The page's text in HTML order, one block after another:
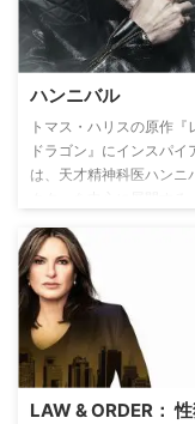
ー・ジャスティンは、人
能力があることに気がつ
く。そして二人は何らか
い糸で繋がっている。果
人の運命はどうなるのか
ハンニバル
トマス・ハリスの原作『
ドラゴン』にインスパイ
は、天才精神科医ハンニ
『レッド・ドラゴン』の3
設定に物語が始まるシー
は、レクター博士が犯罪
協力を装い、天才犯罪プ
ラーのグレアムを精神的
めていく。そして殺人容
られグレアムは、とうと
害犯罪者として病院に収
LAW & ORDER：